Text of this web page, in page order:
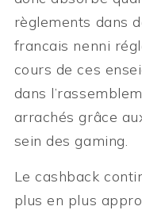
règlements dans
francais nenni
cours de ces
dans
arrachés grâce
sein des gaming.
Le cashback
plus en plus